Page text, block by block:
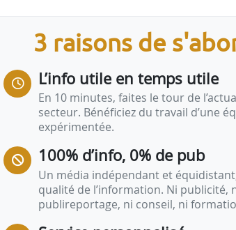
…
3 raisons de
L’info utile en temps utile
En 10 minutes, faites le tour de
secteur. Bénéficiez du travail d’une
expérimentée.
100% d’info, 0% de pub
Un média indépendant et
qualité de l’information. Ni publicité,
publireportage, ni conseil, ni